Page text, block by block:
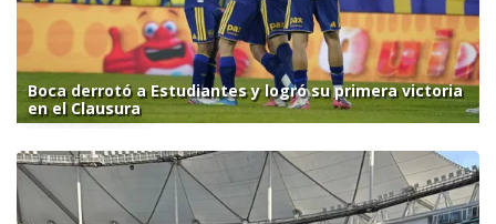
Boca derrotó a Estudiantes y logró su primera victoria
en el Clausura